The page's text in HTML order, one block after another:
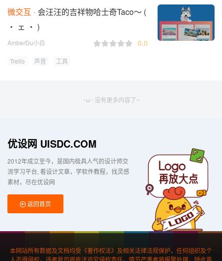
微交互
会汪汪的吉祥物哈士奇Taco～ (
・ ェ ・ )
AmberDu小白 0.0
Trello 声音 工具
･ω･ 没有更多内容了~
优设网 UISDC.COM
2012年成立至今，是国内极具人气的设计师交
流学习平台 看设计文章，学软件教程，找灵感
素材，尽在优设网
返回首页
本网站所有数据及文档均受《著作权法》及相关法律法规保护，任何组织及个
人不得侵权，违者我司将依法追究侵权责任，情节严重者将报警处理，特此声